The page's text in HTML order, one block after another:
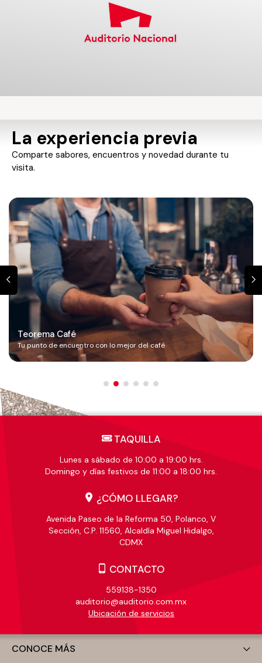
La experiencia previa
Comparte sabores, encuentros y novedad durante tu
visita.
Teorema Café
Tu punto de encuentro con lo mejor del café
TAQUILLA
Lunes a sábado de 10:00 a 19:00 hrs.
Domingo y días festivos de 11:00 a 18:00 hrs.
¿CÓMO LLEGAR?
Avenida Paseo de la Reforma 50, Polanco, V
Sección, C.P. 11560, Alcaldía Miguel Hidalgo,
CDMX
CONTACTO
559138-1350
auditorio@auditorio.com.mx
Ubicación de servicios
CONOCE MÁS